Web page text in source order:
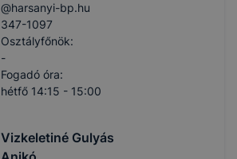
@harsanyi-bp.hu
347-1097
Osztályfőnök:
-
Fogadó óra:
hétfő 14:15 - 15:00
Vizkeletiné Gulyás